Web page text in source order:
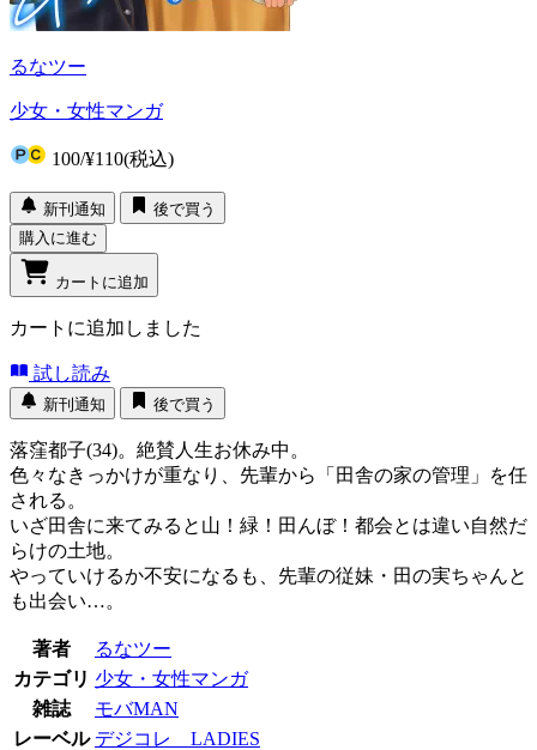
るなツー
少女・女性マンガ
100/¥110(税込)
新刊通知
後で買う
購入に進む
カートに追加
カートに追加しました
試し読み
新刊通知 後で買う
落窪都子(34)。絶賛人生お休み中。
色々なきっかけが重なり、先輩から「田舎の家の管理」を任
される。
いざ田舎に来てみると山！緑！田んぼ！都会とは違い自然だ
らけの土地。
やっていけるか不安になるも、先輩の従妹・田の実ちゃんと
も出会い…。
著者
るなツー
カテゴリ 少女・女性マンガ
雑誌
モバMAN
レーベル デジコレ LADIES